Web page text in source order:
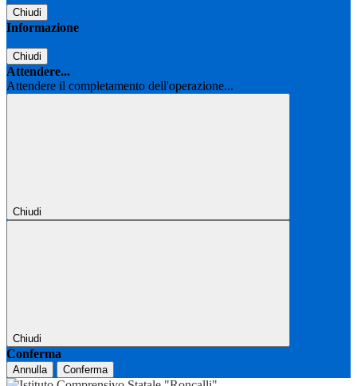
Chiudi
Informazione
Chiudi
Attendere...
Attendere il completamento dell'operazione...
Chiudi
Chiudi
Conferma
Annulla Conferma